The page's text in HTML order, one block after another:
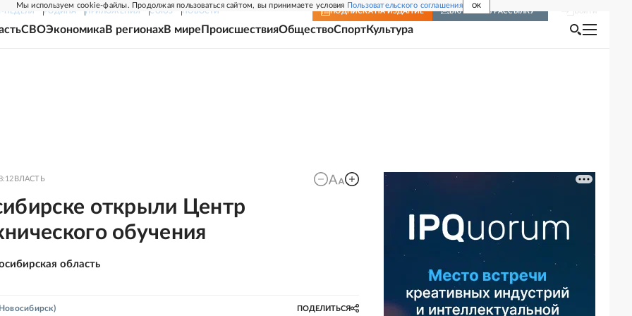
Мы используем cookie-файлы. Продолжая пользоваться сайтом, вы принимаете условия Пользовательского соглашения OK
НЕДЕЛЯ РОДИНА ПРИЛОЖЕНИЯ СОЮЗ НОВОСТИ ПОДПИСКА НА ИЗДАНИЕ ВКЛЮЧИТЬ РАССЫЛКУ
СВОЭкономикаВ регионахВ мире ПроисшествияОбществоСпортКультура
ВЛАСТЬ
открыли Центр
обучения
область
ПОДЕЛИТЬСЯ